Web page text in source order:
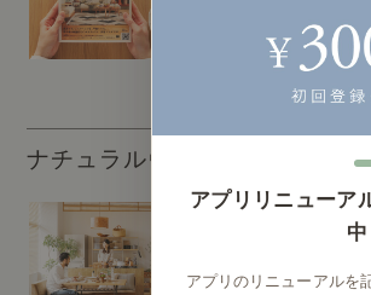
ナチュラルヴィンテージを知る
ジを知る（すべて）
アプリリニューア
中
アプリのリニューアルを